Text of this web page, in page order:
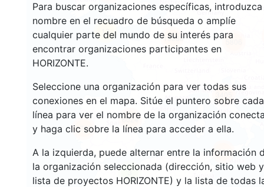
Para buscar organizaciones específicas, introduzca
nombre en el recuadro de búsqueda o amplíe
cualquier parte del mundo de su interés para
encontrar organizaciones participantes en
HORIZONTE.
Seleccione una organización para ver todas sus
conexiones en el mapa. Sitúe el puntero sobre cada
línea para ver el nombre de la organización
y haga clic sobre la línea para acceder a ella.
A la izquierda, puede alternar entre la información
la organización seleccionada (dirección, sitio web y
lista de proyectos HORIZONTE) y la lista de todas
12
5806
3
481
1755
19380
6024